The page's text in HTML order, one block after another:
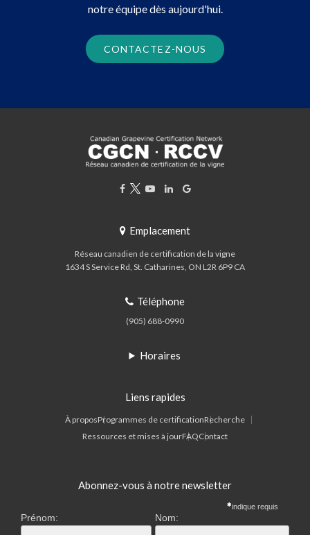
notre équipe dès aujourd'hui.
CONTACTEZ-NOUS
Emplacement
Réseau canadien de certification de la vigne
1634 S Service Rd St. Catharines ON L2R 6P9 CA
Téléphone
(905) 688-0990
Horaires
Liens rapides
À proposProgrammes de certificationRecherche
Ressources et mises à jourFAQContact
Abonnez-vous à notre newsletter
indique requis
Prénom: Nom: